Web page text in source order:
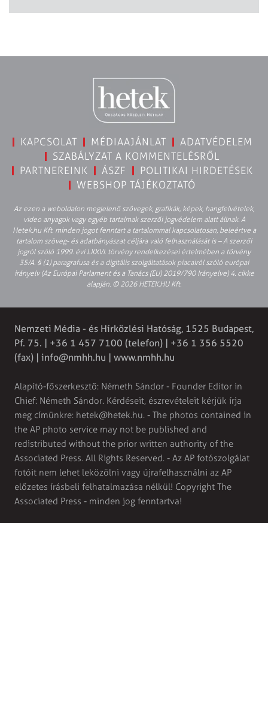
KAPCSOLAT MÉDIAAJÁNLAT
ADATVÉDELEM
SZABÁLYZAT A KOMMENTELÉSRŐL
PARTNEREINK
ÁSZF
POLITIKAI HIRDETÉSEK
WEBSHOP TÁJÉKOZTATÓ
Az ezen a weboldalon megjelenő szövegek, grafikák, képek, hangfelvételek,
video anyagok vagy egyéb tartalmak szerzői jogvédelem alatt állnak. A
Hetek.hu Kft. minden jogot fenntart a tartalommal kapcsolatosan, beleértve a
tartalom szöveg- és adatbányászat céljára való felhasználását is – A szerzői
jogról szóló 1999. évi LXXVI. törvény rendelkezései értelmében a törvény
35/A. § (1) paragrafusa és a digitális szolgáltatások piacairól szóló európai
irányelv (Az Európai Parlament és a Tanács (EU) 2019/790 Irányelve) 4. cikke
alapján. © 2026 HETEK.HU Kft.
Nemzeti Média - és Hírközlési Hatóság, 1525 Budapest,
Pf. 75. | +36 1 457 7100 (telefon) | +36 1 356 5520
(fax) | info@nmhh.hu | www.nmhh.hu
Alapító-főszerkesztő: Németh Sándor - Founder Editor in
Chief: Németh Sándor. Kérdéseit, észrevételeit kérjük írja
meg címünkre: hetek@hetek.hu. - The photos contained in
the AP photo service may not be published and
redistributed without the prior written authority of the
Associated Press. All Rights Reserved. - Az AP fotószolgálat
fotóit nem lehet leközölni vagy újrafelhasználni az AP
előzetes írásbeli felhatalmazása nélkül! Copyright The
Associated Press - minden jog fenntartva!